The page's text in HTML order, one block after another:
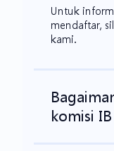
Untuk
mendaftar,
kami.
komisi